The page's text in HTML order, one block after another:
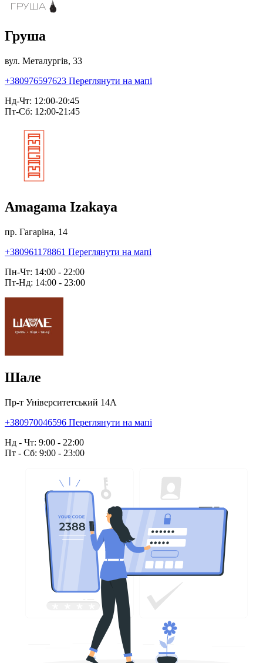
Груша
вул. Металургів, 33
+380976597623 Переглянути на мапі
Нд-Чт: 12:00-20:45
Пт-Сб: 12:00-21:45
Amagama Izakaya
пр. Гагаріна, 14
+380961178861 Переглянути на мапі
Пн-Чт: 14:00 - 22:00
Пт-Нд: 14:00 - 23:00
Шале
Пр-т Університетський 14А
+380970046596 Переглянути на мапі
Нд - Чт: 9:00 - 22:00
Пт - Сб: 9:00 - 23:00